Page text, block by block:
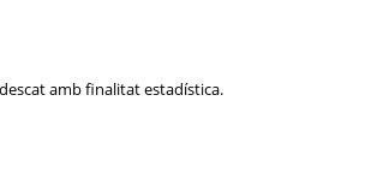
amb finalitat estadística.